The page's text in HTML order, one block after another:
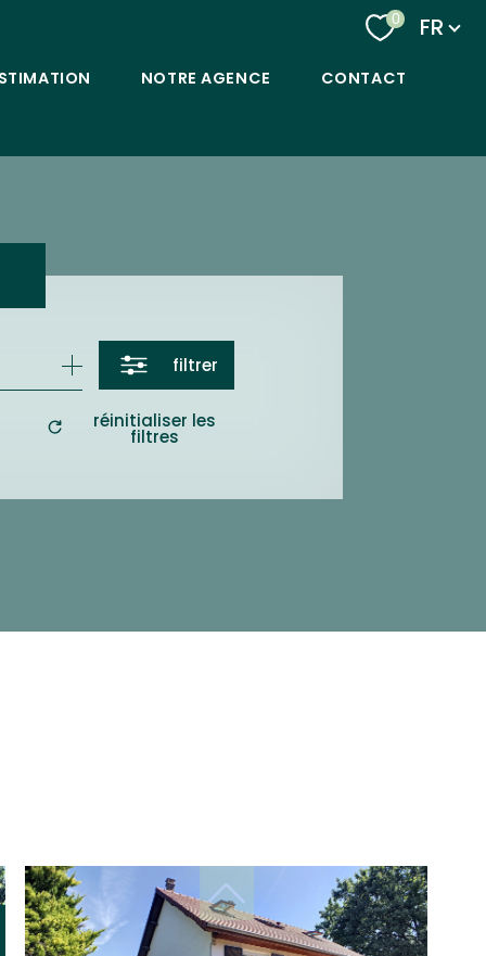
0 FR
NOTRE AGENCE CONTACT
filtrer
réinitialiser les
filtres